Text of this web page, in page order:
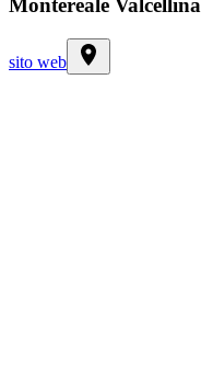
Montereale Valcellina
sito web